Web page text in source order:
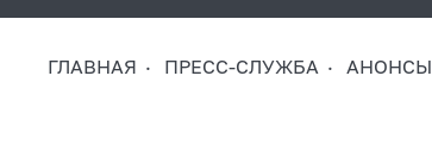
ГЛАВНАЯ ПРЕСС-СЛУЖБА АНОНСЫ